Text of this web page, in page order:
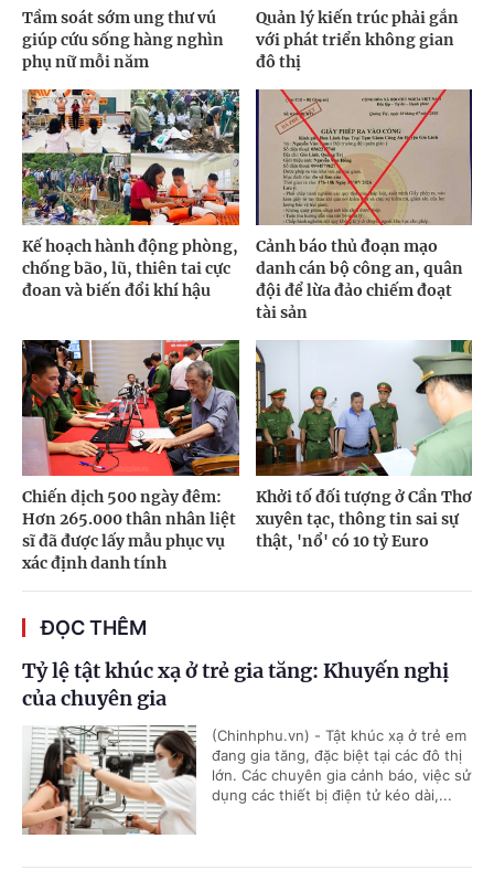
Tầm soát sớm ung thư vú
giúp cứu sống hàng nghìn
phụ nữ mỗi năm
Quản lý kiến trúc phải gắn
với phát triển không gian
đô thị
Kế hoạch hành động phòng,
chống bão, lũ, thiên tai cực
đoan và biến đổi khí hậu
Cảnh báo thủ đoạn mạo
danh cán bộ công an, quân
đội để lừa đảo chiếm đoạt
tài sản
Chiến dịch 500 ngày đêm:
Hơn 265.000 thân nhân liệt
sĩ đã được lấy mẫu phục vụ
xác định danh tính
Khởi tố đối tượng ở Cần Thơ
xuyên tạc, thông tin sai sự
thật, 'nổ' có 10 tỷ Euro
ĐỌC THÊM
Tỷ lệ tật khúc xạ ở trẻ gia tăng: Khuyến nghị
của chuyên gia
(Chinhphu.vn) - Tật khúc xạ ở trẻ em
đang gia tăng, đặc biệt tại các đô thị
lớn. Các chuyên gia cảnh báo, việc sử
dụng các thiết bị điện tử kéo dài,...